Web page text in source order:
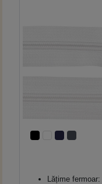
Lățime fermoar: